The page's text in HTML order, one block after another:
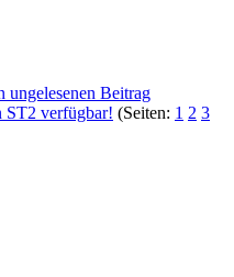
ST2 verfügbar! (Seiten: 1 2 3